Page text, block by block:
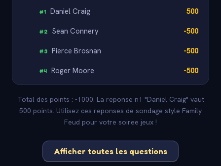
#1 Daniel Craig 500
#2 Sean Connery -500
#3 Pierce Brosnan -500
#4 Roger Moore -500
Total des points : -1000. La reponse n1 "Daniel Craig" vaut
500 points. Utilisez ces reponses de sondage style Family
Feud pour votre soiree jeux !
Afficher toutes les questions